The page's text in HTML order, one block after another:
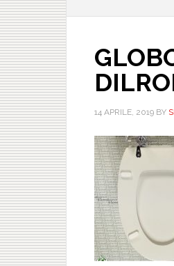
14 APRILE, 2019BY